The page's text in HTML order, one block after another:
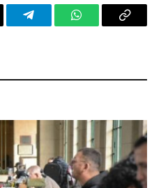
TelegramWhatsAppCopy